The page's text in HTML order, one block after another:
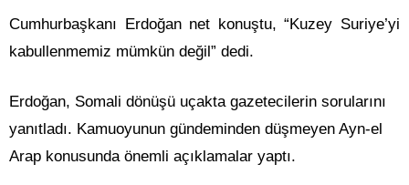
Cumhurbaşkanı Erdoğan net konuştu, “Kuzey Suriye’yi
kabullenmemiz mümkün değil” dedi.
Erdoğan, Somali dönüşü uçakta gazetecilerin sorularını
yanıtladı. Kamuoyunun gündeminden düşmeyen Ayn-el
Arap konusunda önemli açıklamalar yaptı.